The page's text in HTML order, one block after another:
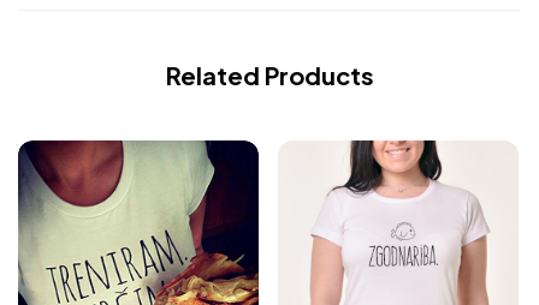
Related Products